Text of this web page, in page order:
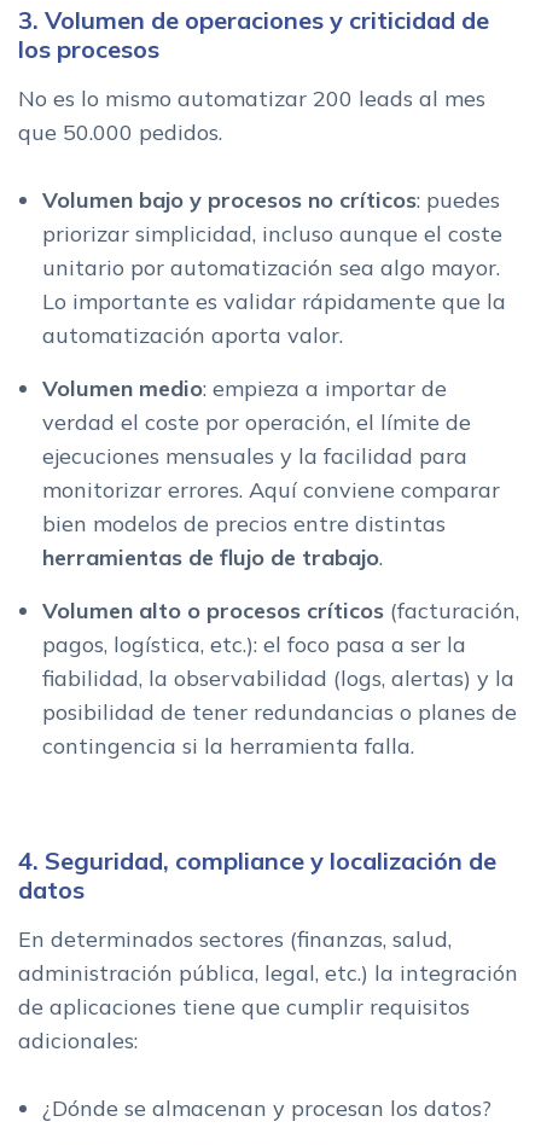
3. Volumen de operaciones y criticidad de
los procesos
No es lo mismo automatizar 200 leads al mes
que 50.000 pedidos.
Volumen bajo y procesos no críticos: puedes
priorizar simplicidad, incluso aunque el coste
unitario por automatización sea algo mayor.
Lo importante es validar rápidamente que la
automatización aporta valor.
Volumen medio: empieza a importar de
verdad el coste por operación, el límite de
ejecuciones mensuales y la facilidad para
monitorizar errores. Aquí conviene comparar
bien modelos de precios entre distintas
herramientas de flujo de trabajo.
Volumen alto o procesos críticos (facturación,
pagos, logística, etc.): el foco pasa a ser la
fiabilidad, la observabilidad (logs, alertas) y la
posibilidad de tener redundancias o planes de
contingencia si la herramienta falla.
4. Seguridad, compliance y localización de
datos
En determinados sectores (finanzas, salud,
administración pública, legal, etc.) la integración
de aplicaciones tiene que cumplir requisitos
adicionales:
¿Dónde se almacenan y procesan los datos?